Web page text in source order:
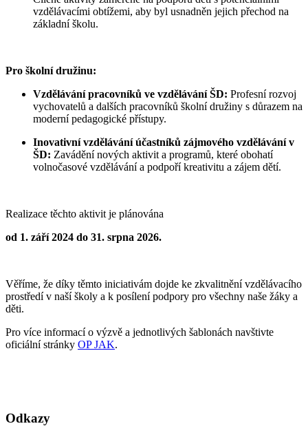
vzdělávacími obtížemi, aby byl usnadněn jejich přechod na
základní školu.
Pro školní družinu:
Vzdělávání pracovníků ve vzdělávání ŠD: Profesní rozvoj
vychovatelů a dalších pracovníků školní družiny s důrazem na
moderní pedagogické přístupy.
Inovativní vzdělávání účastníků zájmového vzdělávání v
ŠD: Zavádění nových aktivit a programů, které obohatí
volnočasové vzdělávání a podpoří kreativitu a zájem dětí.
Realizace těchto aktivit je plánována
od 1. září 2024 do 31. srpna 2026.
Věříme, že díky těmto iniciativám dojde ke zkvalitnění vzdělávacího
prostředí v naší školy a k posílení podpory pro všechny naše žáky a
děti.
Pro více informací o výzvě a jednotlivých šablonách navštivte
oficiální stránky OP JAK.
Odkazy